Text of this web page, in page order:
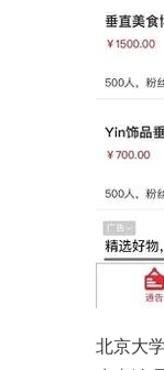
北京大学